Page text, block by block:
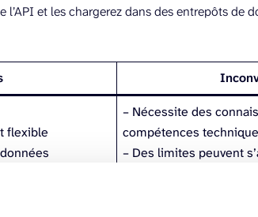
l’API et les chargerez dans des entrepôts de
flexible
– Nécessite des
compétences
– Des limites peuvent
– Processus de